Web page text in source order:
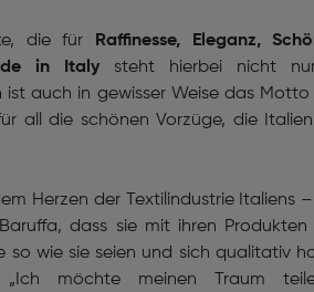
die für Raffinesse, Eleganz,
in Italy steht hierbei nicht
ist auch in gewisser Weise das Motto
all die schönen Vorzüge, die
Herzen der Textilindustrie Italiens
dass sie mit ihren Produkten
so wie sie seien und sich qualitativ
„Ich möchte meinen Traum